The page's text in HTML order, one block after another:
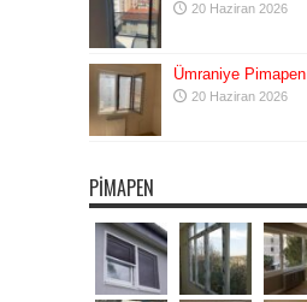
20 Haziran 2026
Ümraniye Pimapen
20 Haziran 2026
PIMAPEN